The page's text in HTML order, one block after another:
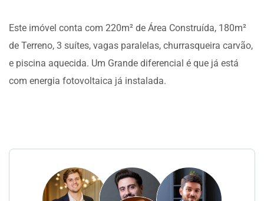
Este imóvel conta com 220m² de Área Construída, 180m²
de Terreno, 3 suítes, vagas paralelas, churrasqueira carvão,
e piscina aquecida. Um Grande diferencial é que já está
com energia fotovoltaica já instalada.